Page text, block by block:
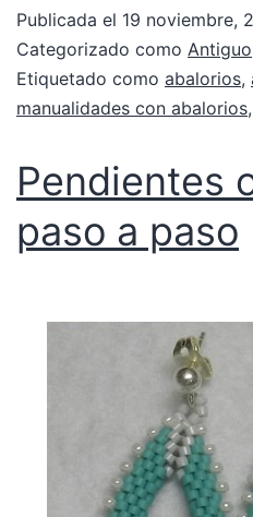
Publicada el 19 noviembre,
Categorizado como Antiguo
Etiquetado como abalorios,
manualidades con abalorios,
Pendientes
paso a paso